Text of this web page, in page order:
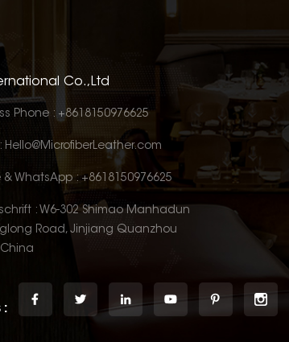
Co.,Ltd
Phone : +8618150976625
Hello@MicrofiberLeather.com
& WhatsApp : +8618150976625
: W6-302 Shimao Manhadun
Road, Jinjiang Quanzhou
: